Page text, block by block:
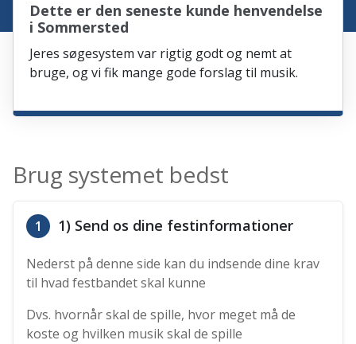
Dette er den seneste kunde henvendelse
i Sommersted
Jeres søgesystem var rigtig godt og nemt at
bruge, og vi fik mange gode forslag til musik.
Brug systemet bedst
1 1) Send os dine festinformationer
Nederst på denne side kan du indsende dine krav
til hvad festbandet skal kunne
Dvs. hvornår skal de spille, hvor meget må de
koste og hvilken musik skal de spille